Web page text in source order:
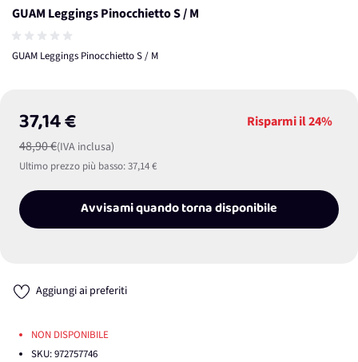
GUAM Leggings Pinocchietto S / M
GUAM Leggings Pinocchietto S / M
37,14 €
48,90 €(IVA inclusa)
Risparmi il24%
Ultimo prezzo più basso:37,14 €
Avvisami quando torna disponibile
Aggiungi ai preferiti
NON DISPONIBILE
SKU:972757746